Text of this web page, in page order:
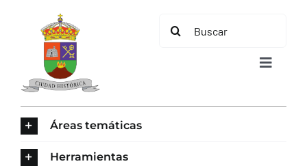
contenido
Buscar:
Toggle
Áreas temáticas
Herramientas